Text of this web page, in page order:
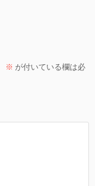
※ が付いている欄は必